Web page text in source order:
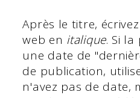
Après le titre,
web en italique. Si
une date de
de publication,
n'avez pas de date,